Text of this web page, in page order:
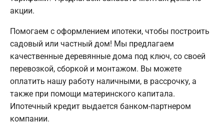
акции.
Помогаем с оформлением ипотеки, чтобы построить
садовый или частный дом! Мы предлагаем
качественные деревянные дома под ключ, со своей
перевозкой, сборкой и монтажом. Вы можете
оплатить нашу работу наличными, в рассрочку, а
также при помощи материнского капитала.
Ипотечный кредит выдается банком-партнером
компании.